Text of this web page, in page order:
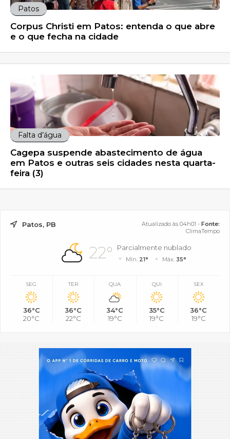
Patos
Corpus Christi em Patos: entenda o que abre
e o que fecha na cidade
Falta d’água
Cagepa suspende abastecimento de água
em Patos e outras seis cidades nesta quarta-
feira (3)
Patos, PB Atualizado às 04h01 - Fonte:
ClimaTempo
22° Parcialmente nublado
Mín. 21° Máx. 35°
SEG
36°C
20°C
TER
36°C
22°C
QUA
34°C
19°C
QUI
35°C
19°C
SEX
36°C
19°C